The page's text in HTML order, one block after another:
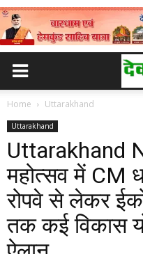
Home Uttarakhand
Uttarakhand
Uttarakhand
महोत्सव में CM
रोपवे से लेकर
तक कई विकास